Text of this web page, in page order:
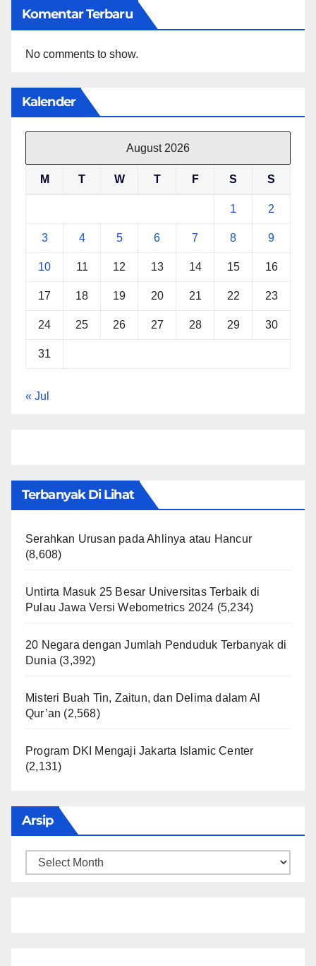
Komentar Terbaru
No comments to show.
Kalender
August 2026
M T W T F S S
1 2
3 4 5 6 7 8 9
10 11 12 13 14 15 16
17 18 19 20 21 22 23
24 25 26 27 28 29 30
31
« Jul
Terbanyak Di Lihat
Serahkan Urusan pada Ahlinya atau Hancur
(8,608)
Untirta Masuk 25 Besar Universitas Terbaik di
Pulau Jawa Versi Webometrics 2024 (5,234)
20 Negara dengan Jumlah Penduduk Terbanyak di
Dunia (3,392)
Misteri Buah Tin, Zaitun, dan Delima dalam Al
Qur’an (2,568)
Program DKI Mengaji Jakarta Islamic Center
(2,131)
Arsip
Arsip